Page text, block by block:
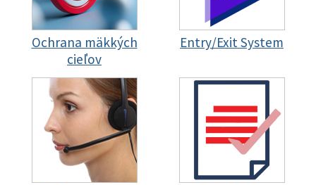
Ochrana mäkkých
cieľov
Entry/Exit System